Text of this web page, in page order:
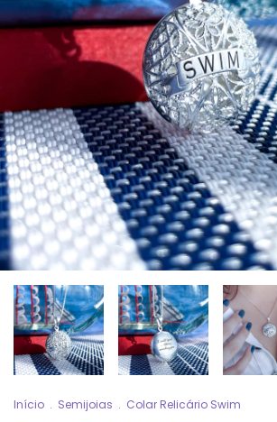
Início . Semijoias . Colar Relicário Swim